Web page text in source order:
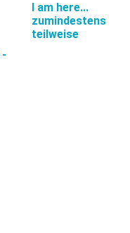
I am here...
zumindestens
teilweise